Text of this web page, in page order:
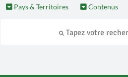
Pays & Territoires Contenus